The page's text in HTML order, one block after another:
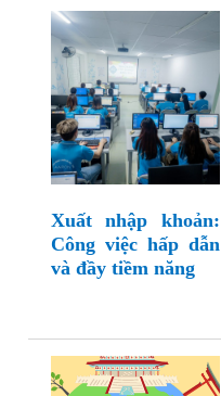
Xuất nhập khoản:
Công việc hấp dẫn
và đầy tiềm năng